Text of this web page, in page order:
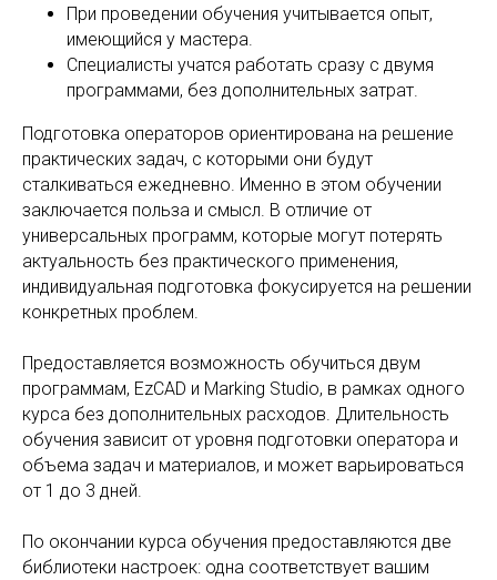
При проведении обучения учитывается опыт,
имеющийся у мастера.
Специалисты учатся работать сразу с двумя
программами, без дополнительных затрат.
Подготовка операторов ориентирована на решение
практических задач, с которыми они будут
сталкиваться ежедневно. Именно в этом обучении
заключается польза и смысл. В отличие от
универсальных программ, которые могут потерять
актуальность без практического применения,
индивидуальная подготовка фокусируется на решении
конкретных проблем.
Предоставляется возможность обучиться двум
программам, EzCAD и Marking Studio, в рамках одного
курса без дополнительных расходов. Длительность
обучения зависит от уровня подготовки оператора и
объема задач и материалов, и может варьироваться
от 1 до 3 дней.
По окончании курса обучения предоставляются две
библиотеки настроек: одна соответствует вашим